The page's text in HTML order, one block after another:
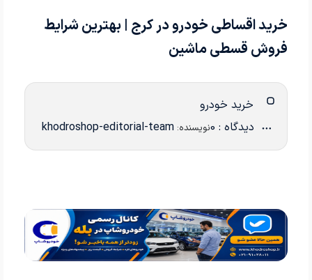
خرید اقساطی خودرو در کرج | بهترین شرایط
فروش قسطی ماشین
خرید خودرو
دیدگاه : 0 نویسنده: khodroshop-editorial-team